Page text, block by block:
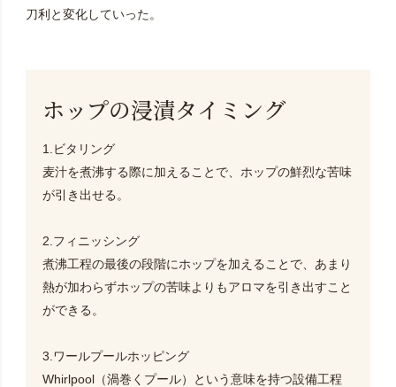
刀利と変化していった。
ホップの浸漬タイミング
1.ビタリング
麦汁を煮沸する際に加えることで、ホップの鮮烈な苦味
が引き出せる。
2.フィニッシング
煮沸工程の最後の段階にホップを加えることで、あまり
熱が加わらずホップの苦味よりもアロマを引き出すこと
ができる。
3.ワールプールホッピング
Whirlpool（渦巻くプール）という意味を持つ設備工程